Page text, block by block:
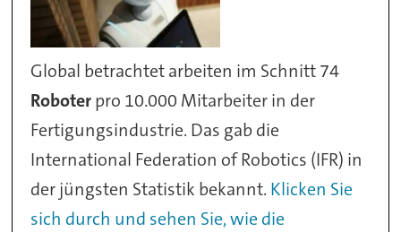
Global betrachtet arbeiten im Schnitt 74
Roboterpro 10.000 Mitarbeiter in der
Fertigungsindustrie. Das gab die
International Federation of Robotics (IFR) in
der jüngsten Statistik bekannt. Klicken Sie
sich durch und sehen Sie, wie die